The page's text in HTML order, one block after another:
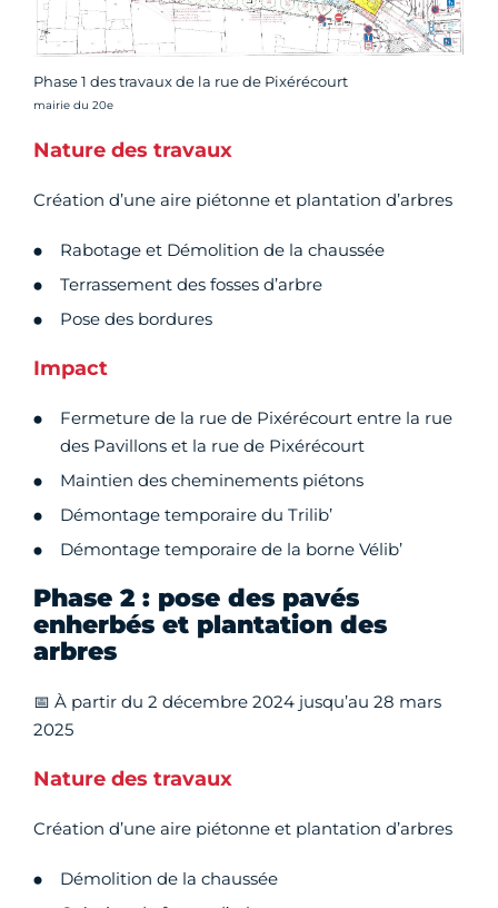
Phase 1 des travaux de la rue de Pixérécourt
Crédit photo :
mairie du 20e
Nature des travaux
Création d’une aire piétonne et plantation d’arbres
Rabotage et Démolition de la chaussée
Terrassement des fosses d’arbre
Pose des bordures
Impact
Fermeture de la rue de Pixérécourt entre la rue
des Pavillons et la rue de Pixérécourt
Maintien des cheminements piétons
Démontage temporaire du Trilib’
Démontage temporaire de la borne Vélib’
Phase 2 : pose des pavés
enherbés et plantation des
arbres
📅 À partir du 2 décembre 2024 jusqu’au 28 mars
2025
Nature des travaux
Création d’une aire piétonne et plantation d’arbres
Démolition de la chaussée